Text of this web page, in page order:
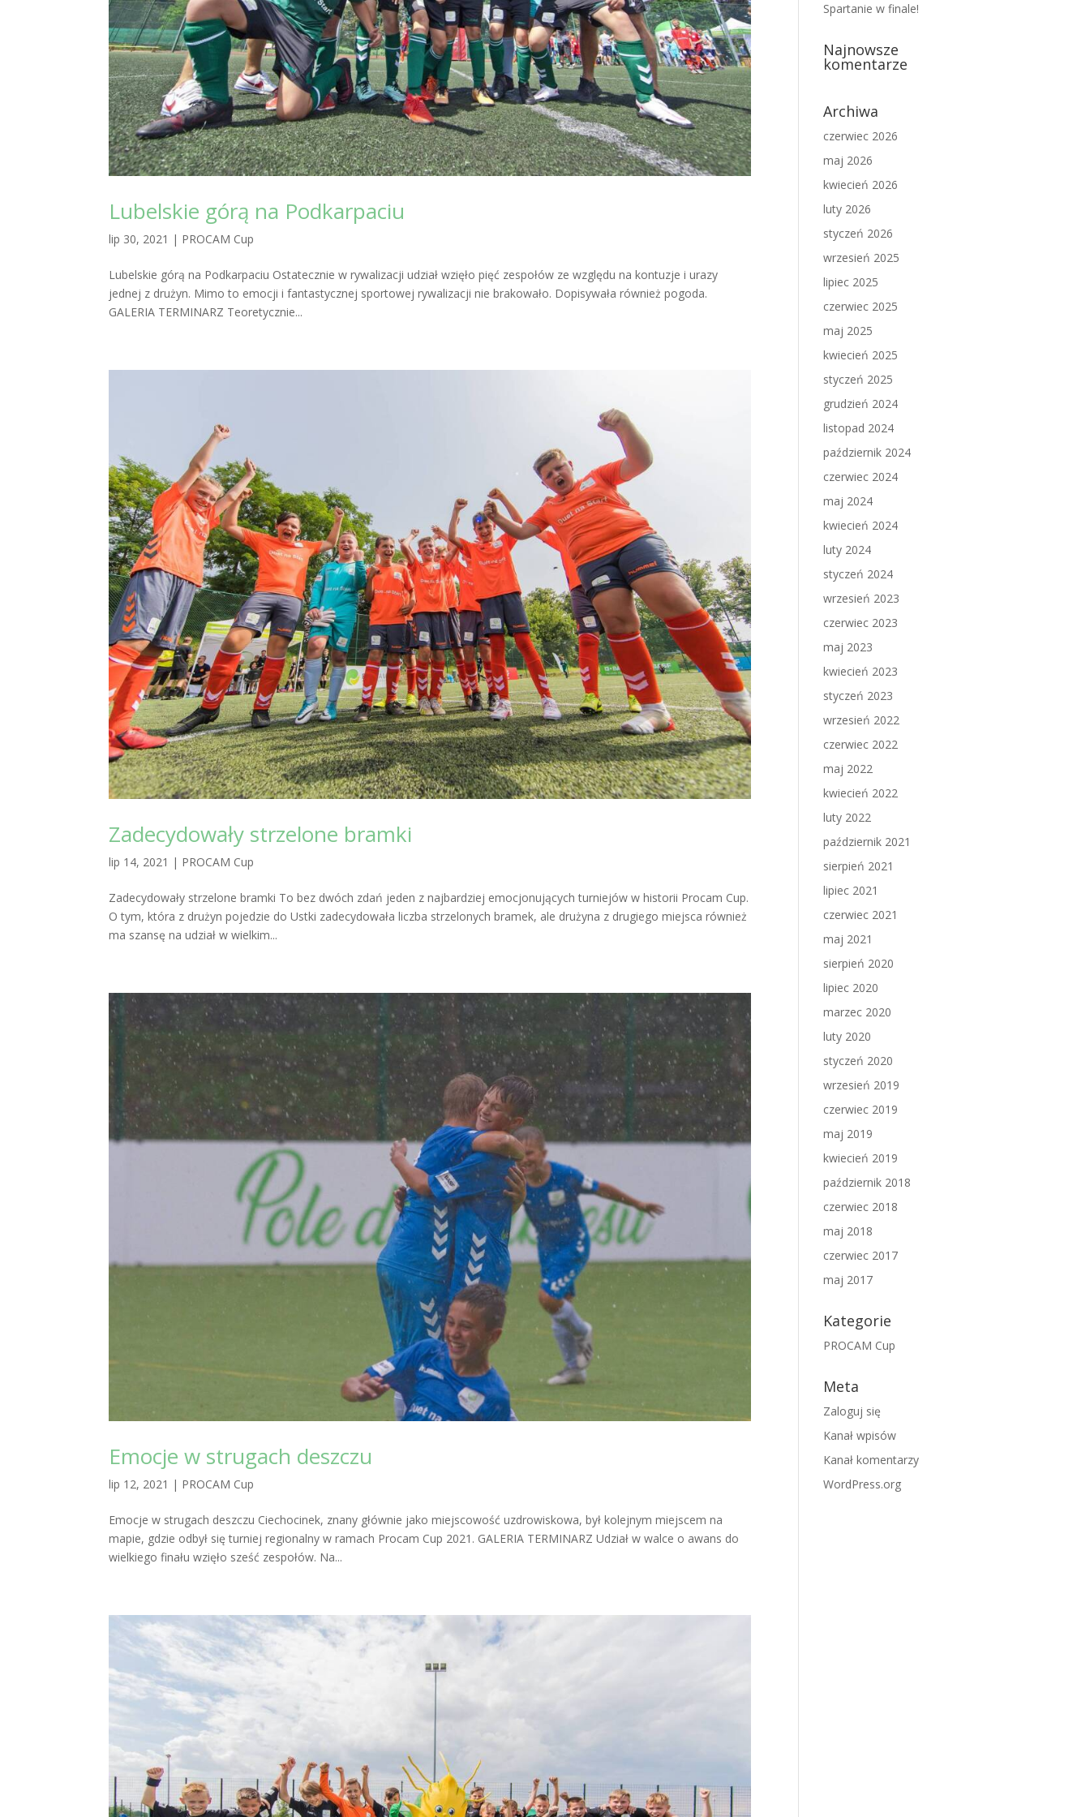
Lubelskie górą na Podkarpaciu
lip 30, 2021 | PROCAM Cup
Lubelskie górą na Podkarpaciu Ostatecznie w rywalizacji udział wzięło pięć zespołów ze względu na kontuzje i urazy
jednej z drużyn. Mimo to emocji i fantastycznej sportowej rywalizacji nie brakowało. Dopisywała również pogoda.
GALERIA TERMINARZ Teoretycznie...
Zadecydowały strzelone bramki
lip 14, 2021 | PROCAM Cup
Zadecydowały strzelone bramki To bez dwóch zdań jeden z najbardziej emocjonujących turniejów w historii Procam Cup.
O tym, która z drużyn pojedzie do Ustki zadecydowała liczba strzelonych bramek, ale drużyna z drugiego miejsca również
ma szansę na udział w wielkim...
Emocje w strugach deszczu
lip 12, 2021 | PROCAM Cup
Emocje w strugach deszczu Ciechocinek, znany głównie jako miejscowość uzdrowiskowa, był kolejnym miejscem na
mapie, gdzie odbył się turniej regionalny w ramach Procam Cup 2021. GALERIA TERMINARZ Udział w walce o awans do
wielkiego finału wzięło sześć zespołów. Na...
Spartanie w finale!
Najnowsze
komentarze
Archiwa
czerwiec 2026
maj 2026
kwiecień 2026
luty 2026
styczeń 2026
wrzesień 2025
lipiec 2025
czerwiec 2025
maj 2025
kwiecień 2025
styczeń 2025
grudzień 2024
listopad 2024
październik 2024
czerwiec 2024
maj 2024
kwiecień 2024
luty 2024
styczeń 2024
wrzesień 2023
czerwiec 2023
maj 2023
kwiecień 2023
styczeń 2023
wrzesień 2022
czerwiec 2022
maj 2022
kwiecień 2022
luty 2022
październik 2021
sierpień 2021
lipiec 2021
czerwiec 2021
maj 2021
sierpień 2020
lipiec 2020
marzec 2020
luty 2020
styczeń 2020
wrzesień 2019
czerwiec 2019
maj 2019
kwiecień 2019
październik 2018
czerwiec 2018
maj 2018
czerwiec 2017
maj 2017
Kategorie
PROCAM Cup
Meta
Zaloguj się
Kanał wpisów
Kanał komentarzy
WordPress.org